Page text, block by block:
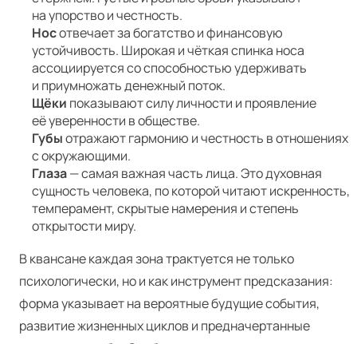
на упорство и честность.
Носотвечает за богатство и финансовую
устойчивость. Широкая и чёткая спинка носа
ассоциируется со способностью удерживать
и приумножать денежный поток.
Щёки показывают силу личности и проявление
её уверенности в обществе.
Губыотражают гармонию и честность в отношениях
с окружающими.
Глаза— самая важная часть лица. Это духовная
сущность человека, по которой читают искренность,
темперамент, скрытые намерения и степень
открытости миру.
В квансане каждая зона трактуется не только
психологически, но и как инструмент предсказания:
форма указывает на вероятные будущие события,
развитие жизненных циклов и предначертанные